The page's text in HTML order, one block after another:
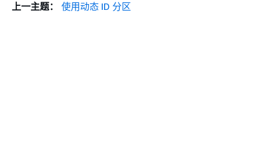
上一主题：
使用动态 ID 分区